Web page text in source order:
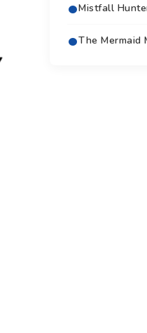
Mistfall
The Mermaid